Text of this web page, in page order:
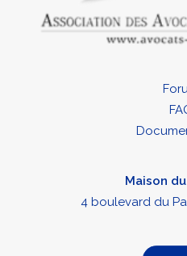
Maison
4 boulevard du